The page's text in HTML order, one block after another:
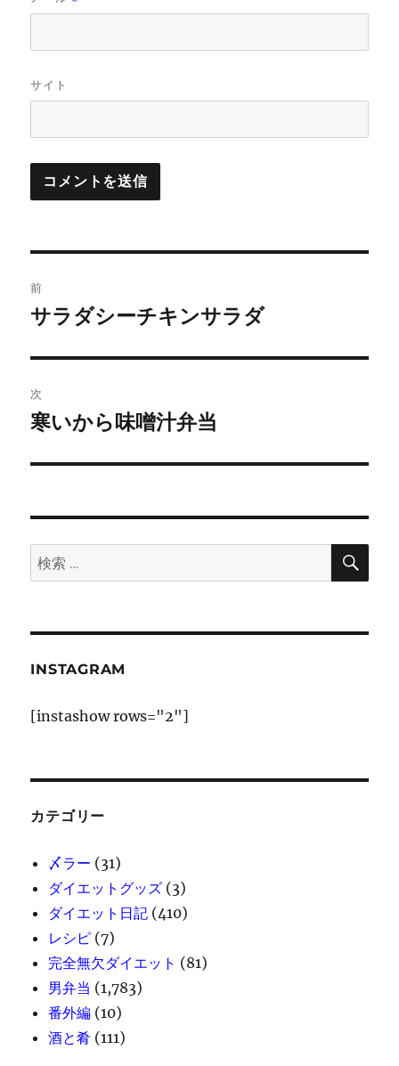
サイト
稿
ビ
ゲ
ー
ン
前
前
投
稿:
サラダシーチキンサラダ
次
次
投
寒いから味噌汁弁当
検
索:
検
INSTAGRAM
[instashow rows="2"]
カテゴリー
〆ラー (31)
ダイエットグッズ (3)
ダイエット日記 (410)
レシピ (7)
完全無欠ダイエット (81)
男弁当 (1,783)
番外編 (10)
酒と肴 (111)